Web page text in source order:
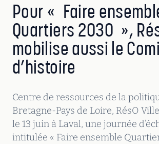
Pour « Faire
Quartiers 2030 »,
mobilise aussi le
d’histoire
Centre de ressources de la
Bretagne-Pays de Loire, RésO
le 13 juin à Laval, une journée
intitulée « Faire ensemble